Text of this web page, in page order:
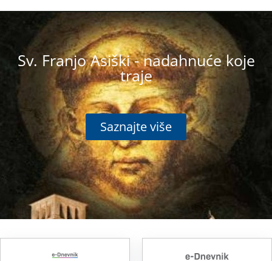
Sv. Franjo Asiški - nadahnuće koje
traje
Saznajte više